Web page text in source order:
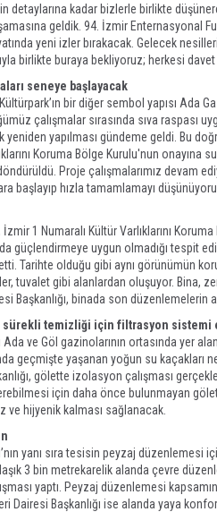
detaylarına kadar bizlerle birlikte
geldik. 94. İzmir Enternasyonal
yeni izler bırakacak. Gelecek
birlikte buraya bekliyoruz; herkesi
seneye başlayacak
bir diğer sembol yapısı Ada
çalışmalar sırasında sıva raspası
yeniden yapılması gündeme geldi. Bu
Koruma Bölge Kurulu'nun
Proje çalışmalarımız devam
başlayıp hızla tamamlamayı
1 Numaralı Kültür Varlıklarını
güçlendirmeye uygun olmadığı tespit
Tarihte olduğu gibi aynı görünümün
tuvalet gibi alanlardan oluşuyor. Bina,
Başkanlığı, binada son düzenlemelerin
sürekli temizliği için filtrasyon sistemi
Ada ve Göl gazinolarının ortasında yer
geçmişte yaşanan yoğun su kaçakları
gölette izolasyon çalışması
için daha önce bulunmayan
hijyenik kalması sağlanacak.
yanı sıra tesisin peyzaj düzenlemesi
3 bin metrekarelik alanda çevre
yaptı. Peyzaj düzenlemesi
Dairesi Başkanlığı ise alanda yaya